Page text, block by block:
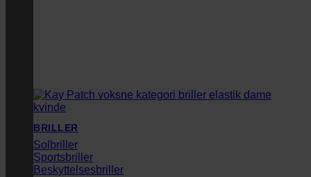
BRILLER
Solbriller
Sportsbriller
Beskyttelsesbriller